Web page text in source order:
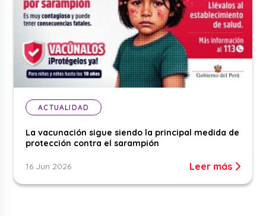
ACTUALIDAD
La vacunación sigue siendo la principal medida de
protección contra el sarampión
16 Jun 2026 Leer más